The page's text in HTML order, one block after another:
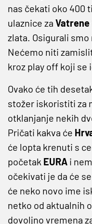
nas čekati oko 400
ulaznice za Vatrene
zlata. Osigurali
Nećemo niti
kroz play off koji se
Ovako će tih
stožer iskoristiti za
otklanjanje nekih
Pričati kakva će
će lopta krenuti s
početak EURA i
očekivati je da će
će neko novo ime
netko od aktualnih
dovoljno vremena